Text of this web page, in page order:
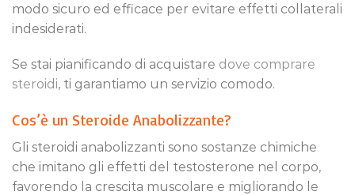
modo sicuro ed efficace per evitare effetti collaterali
indesiderati.
Se stai pianificando di acquistare dove comprare
steroidi, ti garantiamo un servizio comodo.
Cos’è un Steroide Anabolizzante?
Gli steroidi anabolizzanti sono sostanze chimiche
che imitano gli effetti del testosterone nel corpo,
favorendo la crescita muscolare e migliorando le